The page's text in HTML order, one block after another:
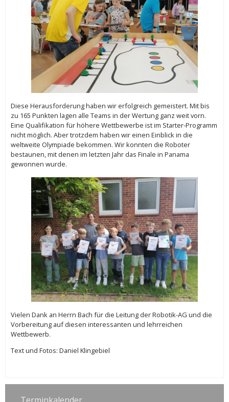
Diese Herausforderung haben wir erfolgreich gemeistert. Mit bis
zu 165 Punkten lagen alle Teams in der Wertung ganz weit vorn.
Eine Qualifikation für höhere Wettbewerbe ist im Starter-Programm
nicht möglich. Aber trotzdem haben wir einen Einblick in die
weltweite Olympiade bekommen. Wir konnten die Roboter
bestaunen, mit denen im letzten Jahr das Finale in Panama
gewonnen wurde.
Vielen Dank an Herrn Bach für die Leitung der Robotik-AG und die
Vorbereitung auf diesen interessanten und lehrreichen
Wettbewerb.
Text und Fotos: Daniel Klingebiel